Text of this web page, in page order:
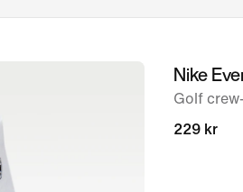
bildeNike
Golf
229 kr